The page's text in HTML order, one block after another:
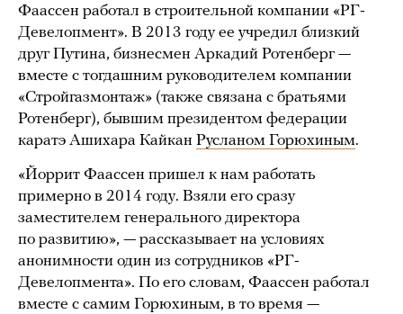
Фаассен работал в строительной компании «РГ-
Девелопмент». В 2013 году ее учредил близкий
друг Путина, бизнесмен Аркадий Ротенберг —
вместе с тогдашним руководителем компании
«Стройгазмонтаж» (также связана с братьями
Ротенберг), бывшим президентом федерации
каратэ Ашихара Кайкан Русланом Горюхиным.
«Йоррит Фаассен пришел к нам работать
примерно в 2014 году. Взяли его сразу
заместителем генерального директора
по развитию», — рассказывает на условиях
анонимности один из сотрудников «РГ-
Девелопмента». По его словам, Фаассен работал
вместе с самим Горюхиным, в то время —